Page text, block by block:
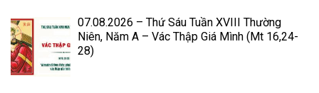
07.08.2026 – Thứ Sáu Tuần XVIII Thường
Niên, Năm A – Vác Thập Giá Mình (Mt 16,24-
28)